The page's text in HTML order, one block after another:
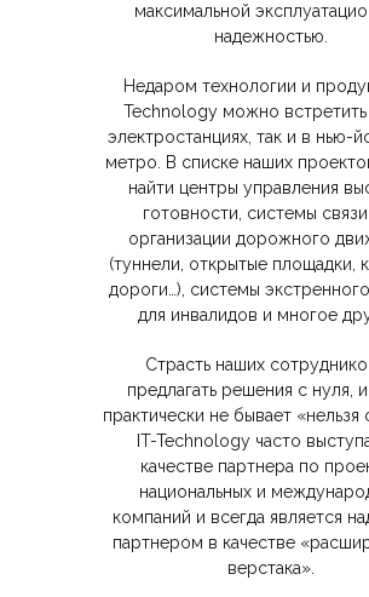
максимальной
надежностью.
Недаром технологии и
Technology можно встретить
электростанциях, так и в нью-
метро. В списке наших
найти центры управления
готовности, системы
организации дорожного
(туннели, открытые площадки,
дороги…), системы
для инвалидов и многое
Страсть наших
предлагать решения с нуля,
практически не бывает «нельзя
IT-Technology часто
качестве партнера по
национальных и
компаний и всегда является
партнером в качестве
верстака».